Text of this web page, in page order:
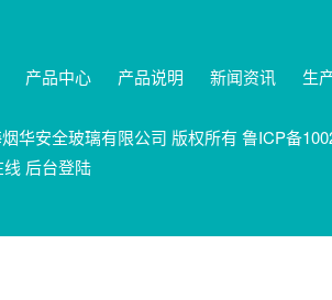
产品中心 产品说明 新闻资讯 生
华安全玻璃有限公司 版权所有 鲁ICP备
后台登陆